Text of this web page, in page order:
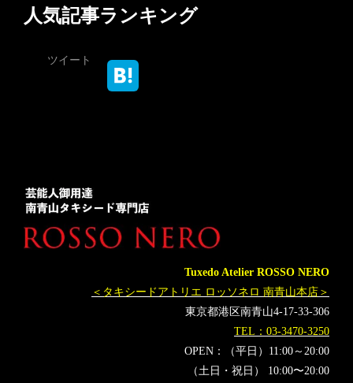
人気記事ランキング
ツイート
Tuxedo Atelier ROSSO NERO
＜タキシードアトリエ ロッソネロ 南青山本店＞
東京都港区南青山4-17-33-306
TEL：03-3470-3250
OPEN：（平日）11:00～20:00
（土日・祝日） 10:00〜20:00